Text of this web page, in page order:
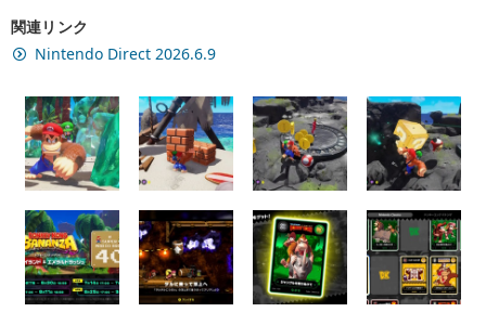
関連リンク
Nintendo Direct 2026.6.9